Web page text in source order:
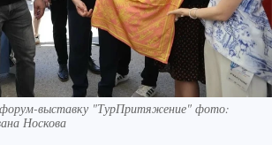
выставку "ТурПритяжение" фото:
Носкова